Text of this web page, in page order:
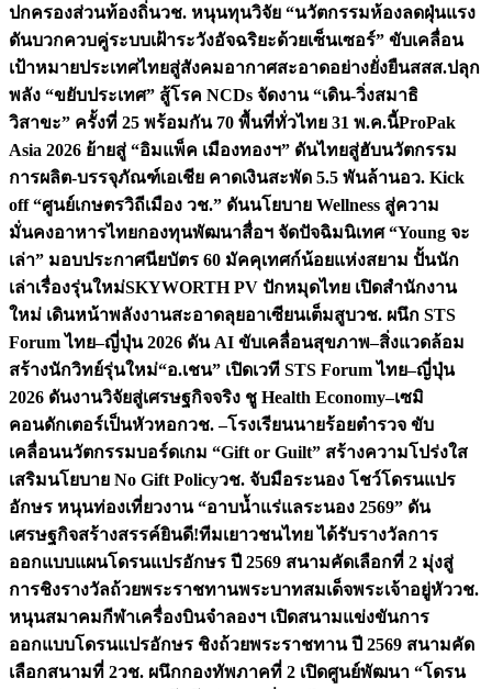
ปกครองส่วนท้องถิ่นวช. หนุนทุนวิจัย “นวัตกรรมห้องลดฝุ่นแรง
ดันบวกควบคู่ระบบเฝ้าระวังอัจฉริยะด้วยเซ็นเซอร์” ขับเคลื่อน
เป้าหมายประเทศไทยสู่สังคมอากาศสะอาดอย่างยั่งยืนสสส.ปลุก
พลัง “ขยับประเทศ” สู้โรค NCDs จัดงาน “เดิน-วิ่งสมาธิ
วิสาขะ” ครั้งที่ 25 พร้อมกัน 70 พื้นที่ทั่วไทย 31 พ.ค.นี้ProPak
Asia 2026 ย้ายสู่ “อิมแพ็ค เมืองทองฯ” ดันไทยสู่ฮับนวัตกรรม
การผลิต-บรรจุภัณฑ์เอเชีย คาดเงินสะพัด 5.5 พันล้านอว. Kick
off “ศูนย์เกษตรวิถีเมือง วช.” ดันนโยบาย Wellness สู่ความ
มั่นคงอาหารไทยกองทุนพัฒนาสื่อฯ จัดปัจฉิมนิเทศ “Young จะ
เล่า” มอบประกาศนียบัตร 60 มัคคุเทศก์น้อยแห่งสยาม ปั้นนัก
เล่าเรื่องรุ่นใหม่SKYWORTH PV ปักหมุดไทย เปิดสำนักงาน
ใหม่ เดินหน้าพลังงานสะอาดลุยอาเซียนเต็มสูบวช. ผนึก STS
Forum ไทย–ญี่ปุ่น 2026 ดัน AI ขับเคลื่อนสุขภาพ–สิ่งแวดล้อม
สร้างนักวิทย์รุ่นใหม่“อ.เชน” เปิดเวที STS Forum ไทย–ญี่ปุ่น
2026 ดันงานวิจัยสู่เศรษฐกิจจริง ชู Health Economy–เซมิ
คอนดักเตอร์เป็นหัวหอกวช. –โรงเรียนนายร้อยตำรวจ ขับ
เคลื่อนนวัตกรรมบอร์ดเกม “Gift or Guilt” สร้างความโปร่งใส
เสริมนโยบาย No Gift Policyวช. จับมือระนอง โชว์โดรนแปร
อักษร หนุนท่องเที่ยวงาน “อาบน้ำแร่แลระนอง 2569” ดัน
เศรษฐกิจสร้างสรรค์ยินดี!ทีมเยาวชนไทย ได้รับรางวัลการ
ออกแบบแผนโดรนแปรอักษร ปี 2569 สนามคัดเลือกที่ 2 มุ่งสู่
การชิงรางวัลถ้วยพระราชทานพระบาทสมเด็จพระเจ้าอยู่หัววช.
หนุนสมาคมกีฬาเครื่องบินจำลองฯ เปิดสนามแข่งขันการ
ออกแบบโดรนแปรอักษร ชิงถ้วยพระราชทาน ปี 2569 สนามคัด
เลือกสนามที่ 2วช. ผนึกกองทัพภาคที่ 2 เปิดศูนย์พัฒนา “โดรน